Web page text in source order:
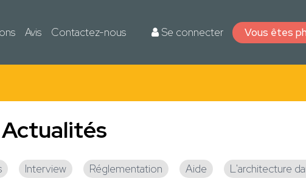
Avis Contactez-nous Se connecter Vous êtes
Actualités
Interview Réglementation Aide
L'architecture